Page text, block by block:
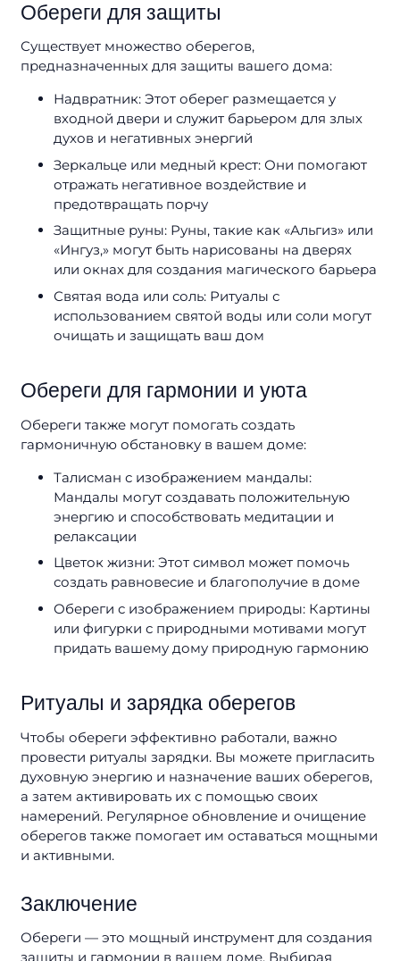
Обереги для защиты
Существует множество оберегов,
предназначенных для защиты вашего дома:
Надвратник: Этот оберег размещается у
входной двери и служит барьером для злых
духов и негативных энергий
Зеркальце или медный крест: Они помогают
отражать негативное воздействие и
предотвращать порчу
Защитные руны: Руны, такие как «Альгиз» или
«Ингуз,» могут быть нарисованы на дверях
или окнах для создания магического барьера
Святая вода или соль: Ритуалы с
использованием святой воды или соли могут
очищать и защищать ваш дом
Обереги для гармонии и уюта
Обереги также могут помогать создать
гармоничную обстановку в вашем доме:
Талисман с изображением мандалы:
Мандалы могут создавать положительную
энергию и способствовать медитации и
релаксации
Цветок жизни: Этот символ может помочь
создать равновесие и благополучие в доме
Обереги с изображением природы: Картины
или фигурки с природными мотивами могут
придать вашему дому природную гармонию
Ритуалы и зарядка оберегов
Чтобы обереги эффективно работали, важно
провести ритуалы зарядки. Вы можете пригласить
духовную энергию и назначение ваших оберегов,
а затем активировать их с помощью своих
намерений. Регулярное обновление и очищение
оберегов также помогает им оставаться мощными
и активными.
Заключение
Обереги — это мощный инструмент для создания
защиты и гармонии в вашем доме. Выбирая